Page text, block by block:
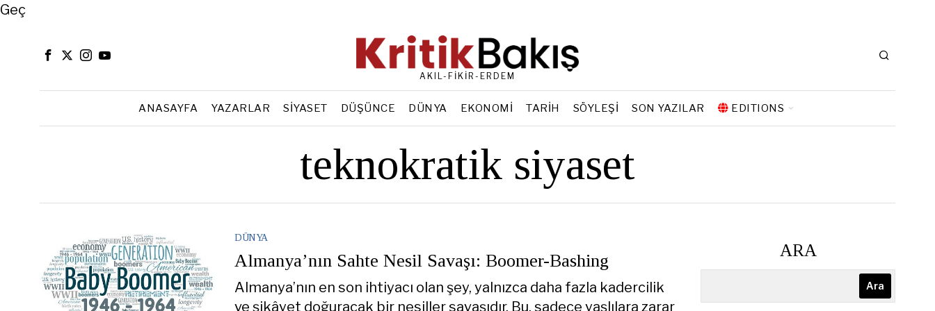
Close
Geç
AKIL-FİKİR-ERDEM
ANASAYFA YAZARLAR SIYASET DÜŞÜNCE DÜNYA EKONOMI TARIH SÖYLEŞI SON YAZILAR EDITIONS
teknokratik siyaset
DÜNYA
Almanya’nın Sahte Nesil Savaşı: Boomer-Bashing
Almanya’nın en son ihtiyacı olan şey, yalnızca daha fazla kadercilik
ve şikâyet doğuracak bir nesiller savaşıdır. Bu, sadece yaşlılara zarar
ARA
Ara